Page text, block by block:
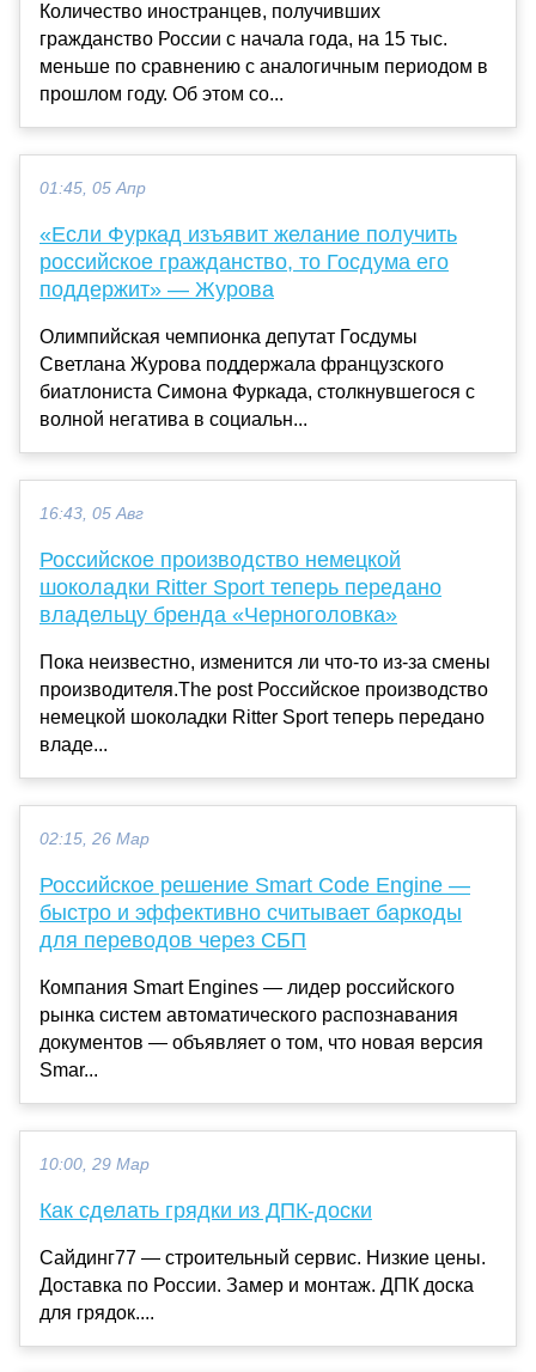
Количество иностранцев, получивших
гражданство России c начала года, на 15 тыс.
меньше по сравнению c аналогичным периодом в
прошлом году. Об этом со...
01:45, 05 Апр
«Если Фуркад изъявит желание получить
российское гражданство, то Госдума его
поддержит» — Журова
Олимпийская чемпионка депутат Госдумы
Светлана Журова поддержала французского
биатлониста Симона Фуркада, столкнувшегося с
волной негатива в социальн...
16:43, 05 Авг
Российское производство немецкой
шоколадки Ritter Sport теперь передано
владельцу бренда «Черноголовка»
Пока неизвестно, изменится ли что-то из-за смены
производителя.The post Российское производство
немецкой шоколадки Ritter Sport теперь передано
владе...
02:15, 26 Мар
Российское решение Smart Code Engine —
быстро и эффективно считывает баркоды
для переводов через СБП
Компания Smart Engines — лидер российского
рынка систем автоматического распознавания
документов — объявляет о том, что новая версия
Smar...
10:00, 29 Мар
Как сделать грядки из ДПК-доски
Сайдинг77 — строительный сервис. Низкие цены.
Доставка по России. Замер и монтаж. ДПК доска
для грядок....